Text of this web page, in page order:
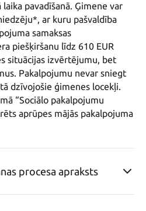
pavadīšanā. Ģimene var
ar kuru pašvaldība
samaksas
piešķiršanu līdz 610 EUR
situācijas izvērtējumu, bet
Pakalpojumu nevar sniegt
dzīvojošie ģimenes locekļi.
“Sociālo pakalpojumu
aprūpes mājās pakalpojuma
procesa apraksts